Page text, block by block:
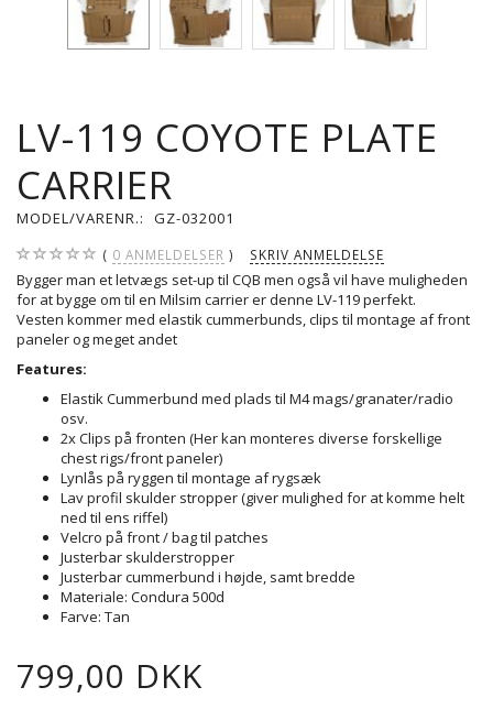
LV-119 COYOTE PLATE
CARRIER
MODEL/VARENR.: GZ-032001
0 ANMELDELSER SKRIV ANMELDELSE
Bygger man et letvægs set-up til CQB men også vil have muligheden
for at bygge om til en Milsim carrier er denne LV-119 perfekt.
Vesten kommer med elastik cummerbunds, clips til montage af front
paneler og meget andet
Features:
Elastik Cummerbund med plads til M4 mags/granater/radio
osv.
2x Clips på fronten (Her kan monteres diverse forskellige
chest rigs/front paneler)
Lynlås på ryggen til montage af rygsæk
Lav profil skulder stropper (giver mulighed for at komme helt
ned til ens riffel)
Velcro på front / bag til patches
Justerbar skulderstropper
Justerbar cummerbund i højde, samt bredde
Materiale: Condura 500d
Farve: Tan
799,00 DKK